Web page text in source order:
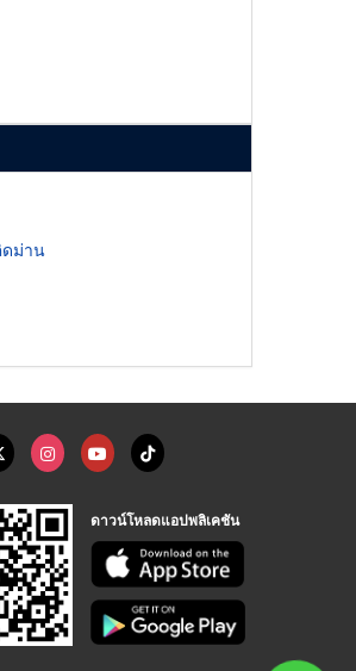
ม่าน
ดาวน์โหลดแอปพลิเคชัน